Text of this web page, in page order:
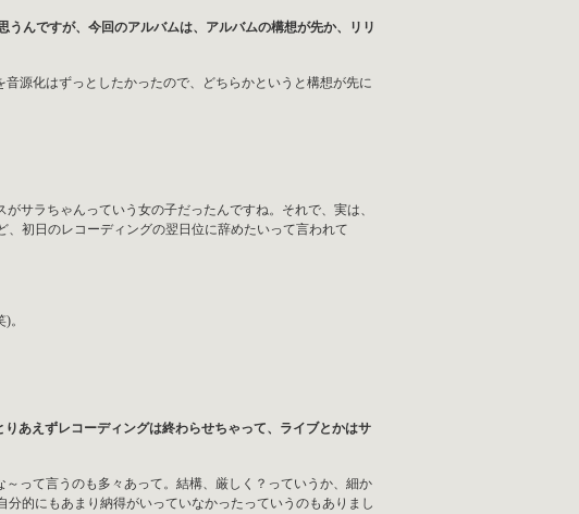
んですが、今回のアルバムは、アルバムの構想が先か、リリ
源化はずっとしたかったので、どちらかというと構想が先に
サラちゃんっていう女の子だったんですね。それで、実は、
初日のレコーディングの翌日位に辞めたいって言われて
。
あえずレコーディングは終わらせちゃって、ライブとかはサ
って言うのも多々あって。結構、厳しく？っていうか、細か
的にもあまり納得がいっていなかったっていうのもありまし